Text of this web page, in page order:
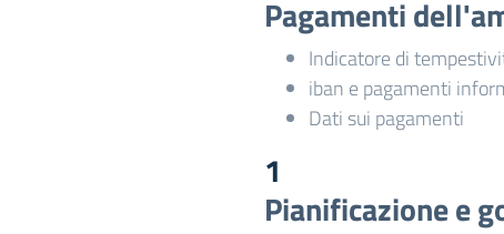
Pagamenti
Indicatore di
iban e pagamenti
Dati sui pagamenti
1
Pianificazione e